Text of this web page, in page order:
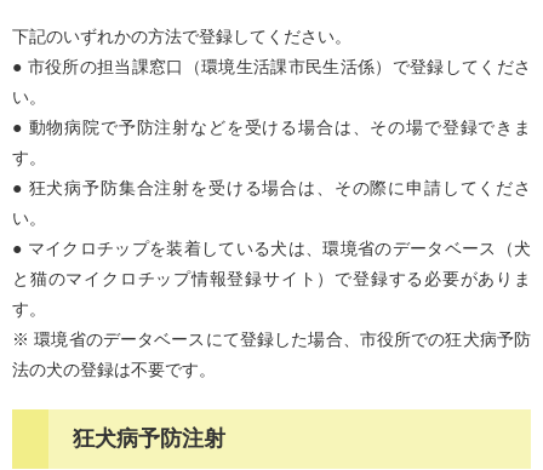
下記のいずれかの方法で登録してください。
● 市役所の担当課窓口（環境生活課市民生活係）で登録してくださ
い。
● 動物病院で予防注射などを受ける場合は、その場で登録できま
す。
● 狂犬病予防集合注射を受ける場合は、その際に申請してくださ
い。
● マイクロチップを装着している犬は、環境省のデータベース（犬
と猫のマイクロチップ情報登録サイト）で登録する必要がありま
す。
※ 環境省のデータベースにて登録した場合、市役所での狂犬病予防
法の犬の登録は不要です。
狂犬病予防注射